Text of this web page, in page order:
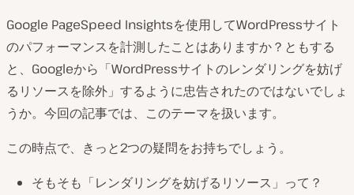
Google PageSpeed Insightsを使用してWordPressサイト
のパフォーマンスを計測したことはありますか？ともする
と、Googleから「WordPressサイトのレンダリングを妨げ
るリソースを除外」するように忠告されたのではないでしょ
うか。今回の記事では、このテーマを扱います。
この時点で、きっと2つの疑問をお持ちでしょう。
そもそも「レンダリングを妨げるリソース」って？